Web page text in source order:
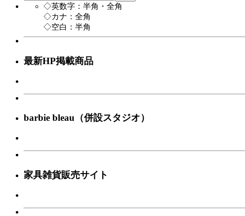
◇英数字：半角・全角
◇カナ：全角
◇空白：半角
最新HP掲載商品
barbie bleau（併設スタジオ）
家具雑貨販売サイト